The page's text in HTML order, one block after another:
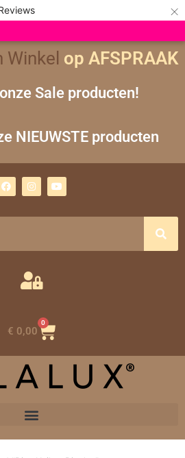
×
op AFSPRAAK
Sale producten!
NIEUWSTE producten
a
c
n
s
m
o
u
€ 0,00
0
Winkelwagen